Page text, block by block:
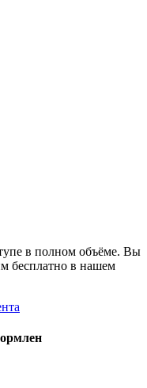
в полном объёме. Вы
бесплатно в нашем